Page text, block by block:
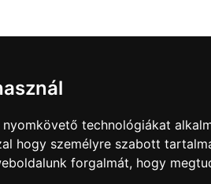
technológiákat
hogy személyre szabott
forgalmát, hogy
díszpolgáráról a Dévai utca elején. A